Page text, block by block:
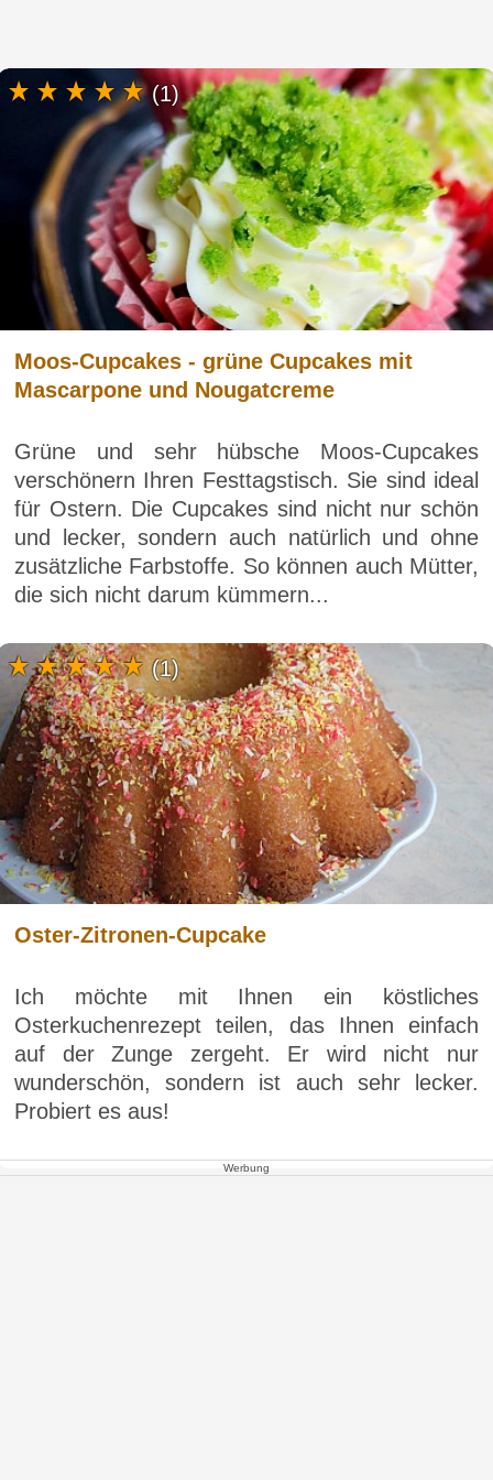
Moos-Cupcakes - grüne Cupcakes mit
Mascarpone und Nougatcreme
Grüne und sehr hübsche Moos-Cupcakes
verschönern Ihren Festtagstisch. Sie sind ideal
für Ostern. Die Cupcakes sind nicht nur schön
und lecker, sondern auch natürlich und ohne
zusätzliche Farbstoffe. So können auch Mütter,
die sich nicht darum kümmern...
(1)
Oster-Zitronen-Cupcake
Ich möchte mit Ihnen ein köstliches
Osterkuchenrezept teilen, das Ihnen einfach
auf der Zunge zergeht. Er wird nicht nur
wunderschön, sondern ist auch sehr lecker.
Probiert es aus!
(1)
Werbung